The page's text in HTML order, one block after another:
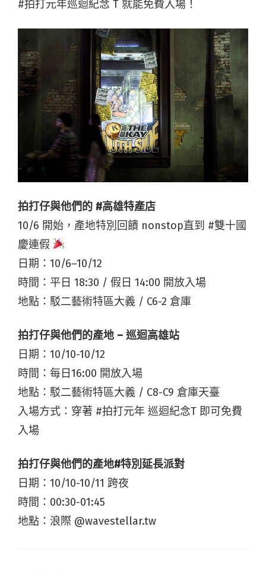
#拍打元年巡迴紀念 T 就能免費入場！
拍打仔與他們的 #高雄特產店
10/6 開始，產地特別回饋 nonstop直到 #雙十國
慶連假
日期：10/6–10/12
時間：平日 18:30 / 假日 14:00 開放入場
地點：駁二藝術特區大義 / C6-2 倉庫
拍打仔與他們的產地 – 巡迴高雄站
日期：10/10-10/12
時間：每日16:00 開放入場
地點：駁二藝術特區大義 / C8-C9 倉庫天臺
入場方式：穿著 #拍打元年 巡迴紀念T 即可免費
入場
拍打仔與他們的產地#特別延長派對
日期：10/10-10/11 跨夜
時間：00:30-01:45
地點：浪際 @wavestellar.tw